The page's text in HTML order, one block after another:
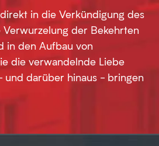
in die Verkündigung des
Verwurzelung der Bekehrten
in den Aufbau von
die verwandelnde Liebe
und darüber hinaus - bringen